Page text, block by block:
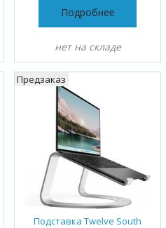
Подробнее
нет на складе
Подставка Twelve South
Предзаказ